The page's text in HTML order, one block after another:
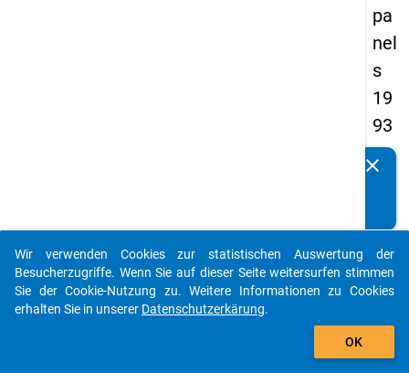
pa
nel
s
19
93
-
e
We
lle
Details
clear
auto_stories
add_shopping_cart
Wir verwenden Cookies zur statistischen Auswertung der
Besucherzugriffe. Wenn Sie auf dieser Seite weitersurfen stimmen
Sie der Cookie-Nutzung zu. Weitere Informationen zu Cookies
erhalten Sie in unserer Datenschutzerkärung.
OK